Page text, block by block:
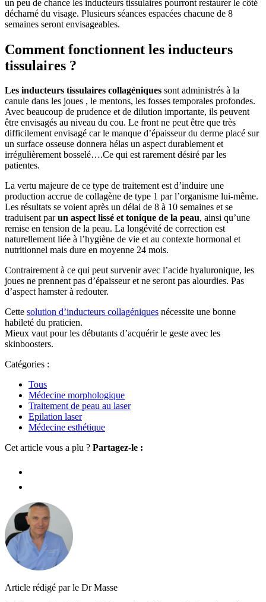
un peu de chance les inducteurs tissulaires pourront restaurer le côté
décharné du visage. Plusieurs séances espacées chacune de 8
semaines seront envisageables.
Comment fonctionnent les inducteurs
tissulaires ?
Les inducteurs tissulaires collagéniques sont administrés à la
canule dans les joues , le mentons, les fosses temporales profondes.
Avec beaucoup de prudence et de dilution importante, ils peuvent
être envisagés au niveau du cou. Le front ne peut être que très
difficilement envisagé car le manque d’épaisseur du derme placé sur
un surface osseuse donnera hélas un aspect durablement et
irrégulièrement bosselé….Ce qui est rarement désiré par les
patientes.
La vertu majeure de ce type de traitement est d’induire une
production accrue de collagène de type 1 par l’organisme lui-même.
Les résultats se voient après un délai de 8 à 10 semaines et se
traduisent parun aspect lissé et tonique de la peau, ainsi qu’une
remise en tension de la peau. La longévité de correction est
naturellement liée à l’hygiène de vie et au contexte hormonal et
nutritionnel mais dure en moyenne 24 mois.
Contrairement à ce qui peut survenir avec l’acide hyaluronique, les
joues ne prennent pas d’épaisseur et ne seront pas alourdies. Pas
d’aspect hamster à redouter.
Cette solution d’inducteurs collagéniques nécessite une bonne
habileté du praticien.
Mieux vaut pour les débutants d’acquérir le geste avec les
skinboosters.
Catégories :
Tous
Médecine morphologique
Traitement de peau au laser
Epilation laser
Médecine esthétique
Cet article vous a plu ? Partagez-le :
Article rédigé par le Dr Masse